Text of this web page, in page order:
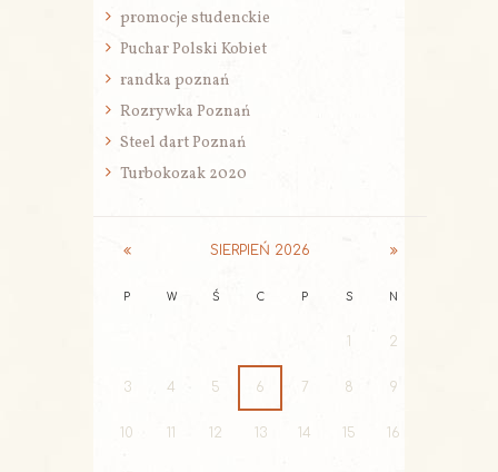
promocje studenckie
Puchar Polski Kobiet
randka poznań
Rozrywka Poznań
Steel dart Poznań
Turbokozak 2020
SIERPIEŃ 2026
P W Ś C P S N
2
3 4 5 6 7 8 9
10 11 12 13 14 15 16